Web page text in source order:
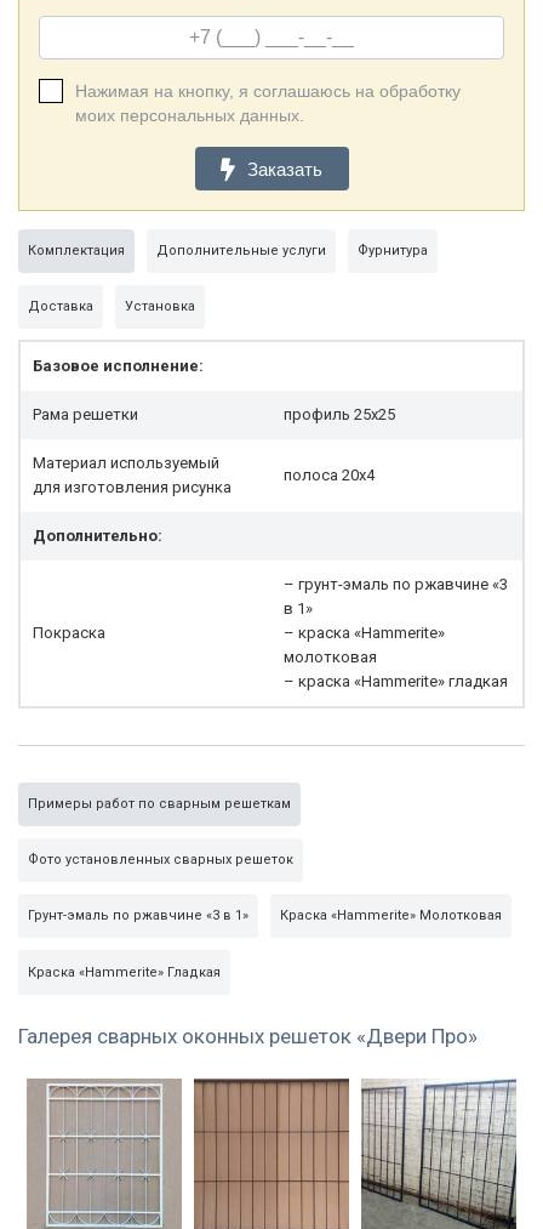
Нажимая на кнопку, я соглашаюсь на обработку
моих персональных данных.
Заказать
Комплектация Дополнительные услуги Фурнитура
Доставка Установка
Базовое исполнение:
Рама решетки профиль 25x25
Материал используемый
для изготовления рисунка
полоса 20х4
Дополнительно:
Покраска
– грунт-эмаль по ржавчине «3
в 1»
– краска «Hammerite»
молотковая
– краска «Hammerite» гладкая
Примеры работ по сварным решеткам
Фото установленных сварных решеток
Грунт-эмаль по ржавчине «3 в 1» Краска «Hammerite» Молотковая
Краска «Hammerite» Гладкая
Галерея сварных оконных решеток «Двери Про»